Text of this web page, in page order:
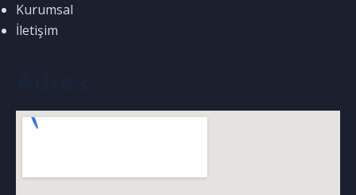
Kurumsal
İletişim